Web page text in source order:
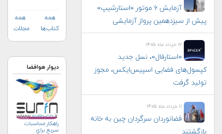
آزمایش ۶ موتور «استارشیپ»
پیش از سیزدهمین پرواز آزمایشی
۱۲ خرداد ماه ۱۴۰۵
«استارفال»، نسل جدید
کپسول‌های فضایی اسپیس‌ایکس، مجوز
تولید گرفت
۱۱ خرداد ماه ۱۴۰۵
فضانوردان سرگردان چین به خانه
بازگشتند
همه
کتاب‌ها
همه
مجلات
دیوار هوافضا
راهکار محاسبات
سريع براي